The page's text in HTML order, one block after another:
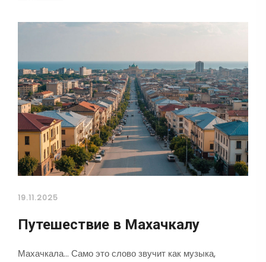
19.11.2025
Путешествие в Махачкалу
Махачкала... Само это слово звучит как музыка,